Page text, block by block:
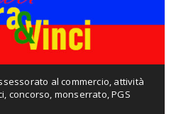
al commercio, attività
, concorso, monserrato,PGS